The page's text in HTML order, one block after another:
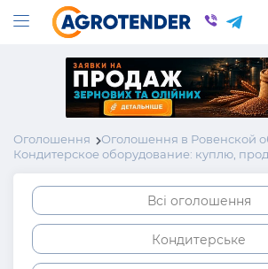
Оголошення
Оголошення в Ровенской
Кондитерское оборудование: куплю,
Всі оголошення
Кондитерське